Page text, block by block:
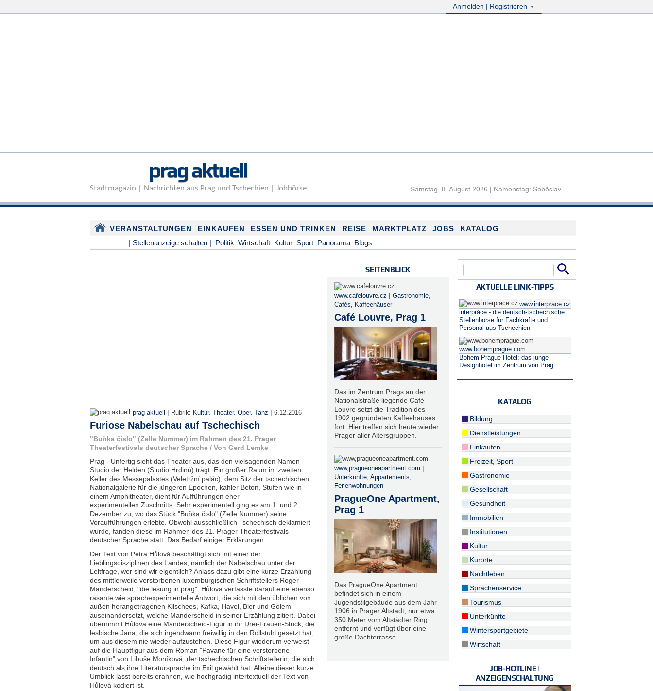
Anmelden | Registrieren
prag aktuell
Stadtmagazin | Nachrichten aus Prag und Tschechien | Jobbörse Samstag, 8. August 2026 | Namenstag: Soběslav
VERANSTALTUNGEN EINKAUFEN ESSEN UND TRINKEN REISE MARKTPLATZ JOBS
KATALOG
| Stellenanzeige schalten | Politik Wirtschaft Kultur Sport Panorama Blogs
prag aktuell | Rubrik: Kultur, Theater, Oper, Tanz | 6.12.2016
Furiose Nabelschau auf Tschechisch
"Buňka čislo" (Zelle Nummer) im Rahmen des 21. Prager
Theaterfestivals deutscher Sprache / Von Gerd Lemke
Prag - Unfertig sieht das Theater aus, das den vielsagenden Namen
Studio der Helden (Studio Hrdinů) trägt. Ein großer Raum im zweiten
Keller des Messepalastes (Veletržní palác), dem Sitz der tschechischen
Nationalgalerie für die jüngeren Epochen, kahler Beton, Stufen wie in
einem Amphitheater, dient für Aufführungen eher
experimentellen Zuschnitts. Sehr experimentell ging es am 1. und 2.
Dezember zu, wo das Stück "Buňka čislo" (Zelle Nummer) seine
Voraufführungen erlebte. Obwohl ausschließlich Tschechisch deklamiert
wurde, fanden diese im Rahmen des 21. Prager Theaterfestivals
deutscher Sprache statt. Das Bedarf einiger Erklärungen.
Der Text von Petra Hůlová beschäftigt sich mit einer der
Lieblingsdisziplinen des Landes, nämlich der Nabelschau unter der
Leitfrage, wer sind wir eigentlich? Anlass dazu gibt eine kurze Erzählung
des mittlerweile verstorbenen luxemburgischen Schriftstellers Roger
Manderscheid, "die lesung in prag". Hůlová verfasste darauf eine ebenso
rasante wie sprachexperimentelle Antwort, die sich mit den üblichen von
außen herangetragenen Klischees, Kafka, Havel, Bier und Golem
auseinandersetzt, welche Manderscheid in seiner Erzählung zitiert. Dabei
übernimmt Hůlová eine Manderscheid-Figur in ihr Drei-Frauen-Stück, die
lesbische Jana, die sich irgendwann freiwillig in den Rollstuhl gesetzt hat,
um aus diesem nie wieder aufzustehen. Diese Figur wiederum verweist
auf die Hauptfigur aus dem Roman "Pavane für eine verstorbene
Infantin" von Libuše Moníková, der tschechischen Schriftstellerin, die sich
deutsch als ihre Literatursprache im Exil gewählt hat. Alleine dieser kurze
Umblick lässt bereits erahnen, wie hochgradig intertextuell der Text von
Hůlová kodiert ist.
SEITENBLICK
www.cafelouvre.cz | Gastronomie,
Cafés, Kaffeehäuser
Café Louvre, Prag 1
Das im Zentrum Prags an der
Nationalstraße liegende Café
Louvre setzt die Tradition des
1902 gegründeten Kaffeehauses
fort. Hier treffen sich heute wieder
Prager aller Altersgruppen.
www,pragueoneapartment.com |
Unterkünfte, Appartements,
Ferienwohnungen
PragueOne Apartment,
Prag 1
Das PragueOne Apartment
befindet sich in einem
Jugendstilgebäude aus dem Jahr
1906 in Prager Altstadt, nur etwa
350 Meter vom Altstädter Ring
entfernt und verfügt über eine
große Dachterrasse.
AKTUELLE LINK-TIPPS
www.interprace.cz
interpráce - die deutsch-tschechische
Stellenbörse für Fachkräfte und
Personal aus Tschechien
www.bohemprague.com
Bohem Prague Hotel: das junge
Designhotel im Zentrum von Prag
KATALOG
Bildung
Dienstleistungen
Einkaufen
Freizeit, Sport
Gastronomie
Gesellschaft
Gesundheit
Immobilien
Institutionen
Kultur
Kurorte
Nachtleben
Sprachenservice
Tourismus
Unterkünfte
Wintersportgebiete
Wirtschaft
JOB-HOTLINE |
ANZEIGENSCHALTUNG